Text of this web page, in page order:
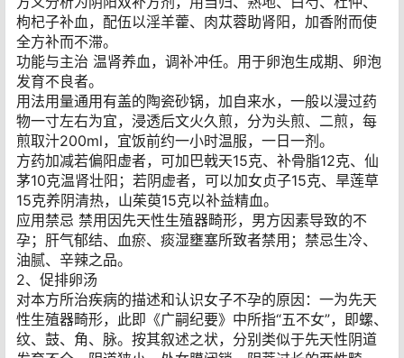
枸杞子补血，配伍以淫羊藿、肉苁蓉助肾阳，加香附而使
全方补而不滞。
功能与主治 温肾养血，调补冲任。用于卵泡生成期、卵泡
发育不良者。
用法用量通用有盖的陶瓷砂锅，加自来水，一般以漫过药
物一寸左右为宜，浸透后文火久煎，分为头煎、二煎，每
煎取汁200ml，宜饭前约一小时温服，一日一剂。
方药加减若偏阳虚者，可加巴戟天15克、补骨脂12克、仙
茅10克温肾壮阳；若阴虚者，可以加女贞子15克、旱莲草
15克养阴清热，山茱萸15克以补益精血。
应用禁忌 禁用因先天性生殖器畸形，男方因素导致的不
孕；肝气郁结、血瘀、痰湿壅塞所致者禁用；禁忌生冷、
油腻、辛辣之品。
2、促排卵汤
对本方所治疾病的描述和认识女子不孕的原因：一为先天
性生殖器畸形，此即《广嗣纪要》中所指“五不女”，即螺、
纹、鼓、角、脉。按其叙述之状，分别类似于先天性阴道